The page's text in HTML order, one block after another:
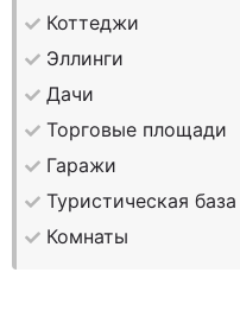
Коттеджи
Эллинги
Дачи
Торговые площади
Гаражи
Туристическая база
Комнаты